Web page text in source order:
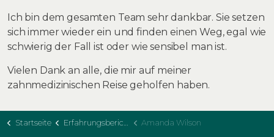
Ich bin dem gesamten Team sehr dankbar. Sie setzen
sich immer wieder ein und finden einen Weg, egal wie
schwierig der Fall ist oder wie sensibel man ist.
Vielen Dank an alle, die mir auf meiner
zahnmedizinischen Reise geholfen haben.
Startseite Erfahrungsberichte Amanda Wilson